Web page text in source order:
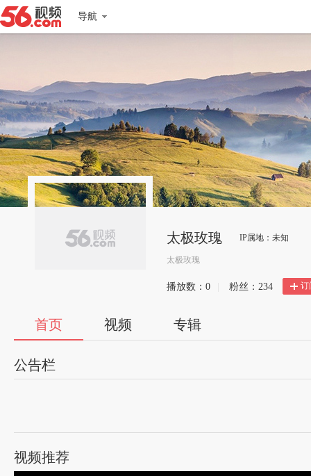
导航
太极玫瑰 IP属地：未知
太极玫瑰
播放数： 0 粉丝： 234 订
首页 视频 专辑
公告栏
视频推荐